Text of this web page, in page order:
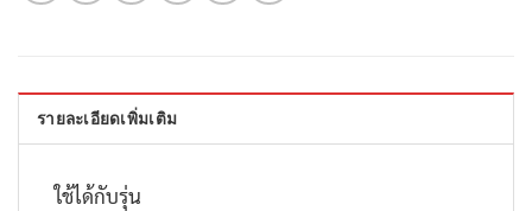
รายละเอียดเพิ่มเติม
ใช้ได้กับรุ่น